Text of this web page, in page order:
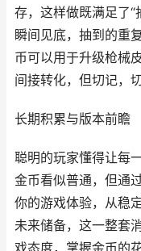
存，这样做既满足了
瞬间见底，抽到的重
币可以用于升级枪械
间接转化，但切记，
长期积累与版本前瞻
聪明的玩家懂得让每
金币看似普通，但通
你的游戏体验，从稳
未来储备，这一整套